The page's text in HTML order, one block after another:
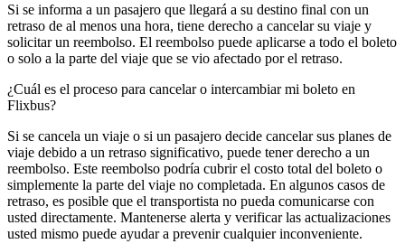
Si se informa a un pasajero que llegará a su destino final con un
retraso de al menos una hora, tiene derecho a cancelar su viaje y
solicitar un reembolso. El reembolso puede aplicarse a todo el boleto
o solo a la parte del viaje que se vio afectado por el retraso.
¿Cuál es el proceso para cancelar o intercambiar mi boleto en
Flixbus?
Si se cancela un viaje o si un pasajero decide cancelar sus planes de
viaje debido a un retraso significativo, puede tener derecho a un
reembolso. Este reembolso podría cubrir el costo total del boleto o
simplemente la parte del viaje no completada. En algunos casos de
retraso, es posible que el transportista no pueda comunicarse con
usted directamente. Mantenerse alerta y verificar las actualizaciones
usted mismo puede ayudar a prevenir cualquier inconveniente.